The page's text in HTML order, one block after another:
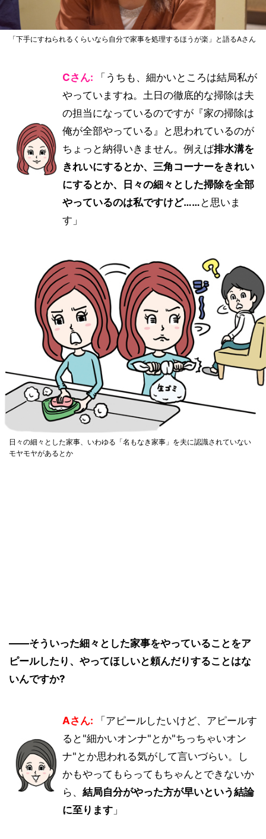
「下手にすねられるくらいなら自分で家事を処理するほうが楽」と語るAさん
Cさん:
「うちも、細かいところは結局私が
やっていますね。土日の徹底的な掃除は夫
の担当になっているのですが『家の掃除は
俺が全部やっている』と思われているのが
ちょっと納得いきません。例えば排水溝を
きれいにするとか、三角コーナーをきれい
にするとか、日々の細々とした掃除を全部
やっているのは私ですけど…… と思いま
す」
日々の細々とした家事、いわゆる「名もなき家事」を夫に認識されていない
モヤモヤがあるとか
――そういった細々とした家事をやっていることをア
ピールしたり、やってほしいと頼んだりすることはな
いんですか?
Aさん:
「アピールしたいけど、アピールす
ると"細かいオンナ"とか"ちっちゃいオン
ナ"とか思われる気がして言いづらい。し
かもやってもらってもちゃんとできないか
ら、 結局自分がやった方が早いという結論
に至ります 」